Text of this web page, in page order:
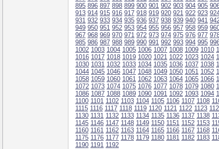
895 896 897 898 899 900 901 902 903 904 905
913 914 915 916 917 918 919 920 921 922 923
931 932 933 934 935 936 937 938 939 940 941
949 950 951 952 953 954 955 956 957 958 959
967 968 969 970 971 972 973 974 975 976 977
985 986 987 988 989 990 991 992 993 994 995
1002 1003 1004 1005 1006 1007 1008 1009 1010
1016 1017 1018 1019 1020 1021 1022 1023 1024
1030 1031 1032 1033 1034 1035 1036 1037 1038
1044 1045 1046 1047 1048 1049 1050 1051 1052
1058 1059 1060 1061 1062 1063 1064 1065 1066
1072 1073 1074 1075 1076 1077 1078 1079 1080
1086 1087 1088 1089 1090 1091 1092 1093 1094
1100 1101 1102 1103 1104 1105 1106 1107 1108
1115 1116 1117 1118 1119 1120 1121 1122 1123
1130 1131 1132 1133 1134 1135 1136 1137 1138
1145 1146 1147 1148 1149 1150 1151 1152 1153
1160 1161 1162 1163 1164 1165 1166 1167 1168
1175 1176 1177 1178 1179 1180 1181 1182 1183
1190 1191 1192